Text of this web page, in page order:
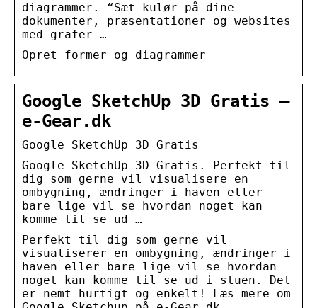
diagrammer. “Sæt kulør på dine
dokumenter, præsentationer og websites
med grafer …
Opret former og diagrammer
Google SketchUp 3D Gratis –
e-Gear.dk
Google SketchUp 3D Gratis
Google SketchUp 3D Gratis. Perfekt til
dig som gerne vil visualisere en
ombygning, ændringer i haven eller
bare lige vil se hvordan noget kan
komme til se ud …
Perfekt til dig som gerne vil
visualiserer en ombygning, ændringer i
haven eller bare lige vil se hvordan
noget kan komme til se ud i stuen. Det
er nemt hurtigt og enkelt! Læs mere om